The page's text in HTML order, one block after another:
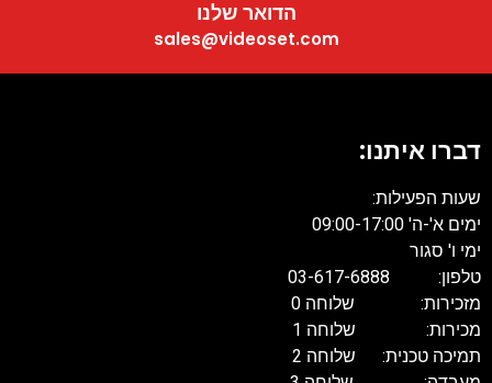
הדואר שלנו
sales@videoset.com
דברו איתנו:
שעות הפעילות:
ימים א'-ה' 09:00-17:00
ימי ו' סגור
טלפון: 03-617-6888
מזכירות: שלוחה 0
מכירות: שלוחה 1
תמיכה טכנית: שלוחה 2